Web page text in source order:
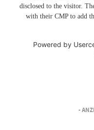
disclosed to the visitor.
with their CMP to add
Powered by
-